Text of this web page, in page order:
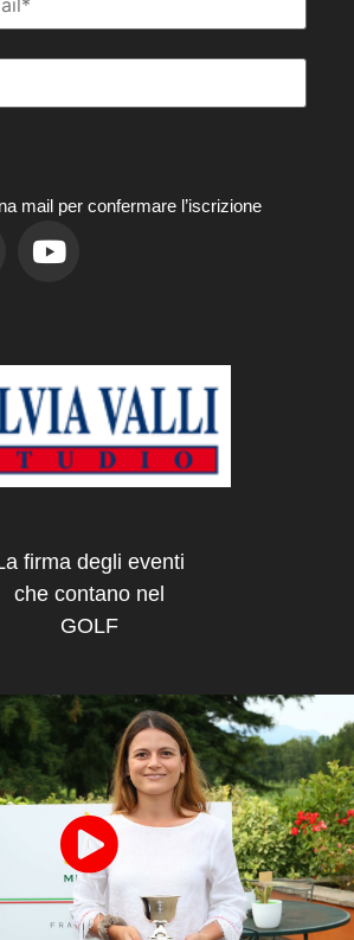
mail per confermare l’iscrizione
firma degli eventi
che contano nel
GOLF